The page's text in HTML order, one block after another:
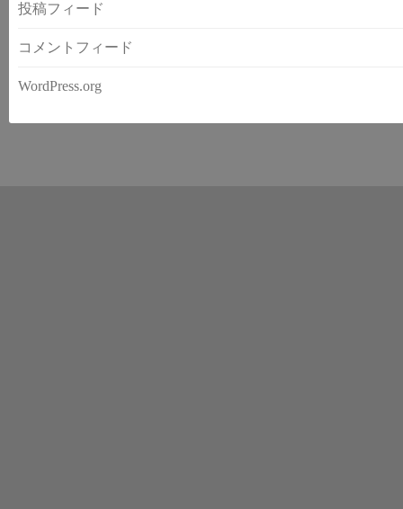
投稿フィード
コメントフィード
WordPress.org